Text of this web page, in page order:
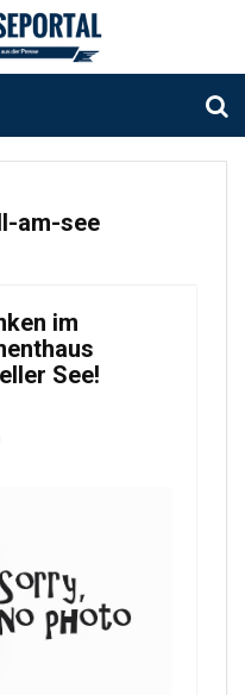
am-see
im
See!